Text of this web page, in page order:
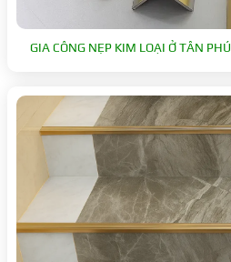
GIA CÔNG NẸP KIM LOẠI Ở TÂN PHÚ